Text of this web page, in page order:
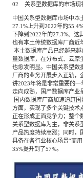
02 关系型数据库的市场
中国关系型数据库市场中本
27.1%上升到2022年的
下降到2022年的27.3%。这
也有本土传统数据库厂商近
本土数据库产品已经越来
量数据库，在分布式、云原
也愈发明显。中国关系型数
厂商的业务开展步入正轨，
讲2023年将是非常重要的
走向成熟，国产数据库产业
国内数据库厂商加速追赶
方面，实现了多个关键技术
正在形成正面竞争力；整个
关系型数据库为主，非关系
产品热度持续高涨；同时，
具备在各行业核心场景“商
35%提升到了57%。